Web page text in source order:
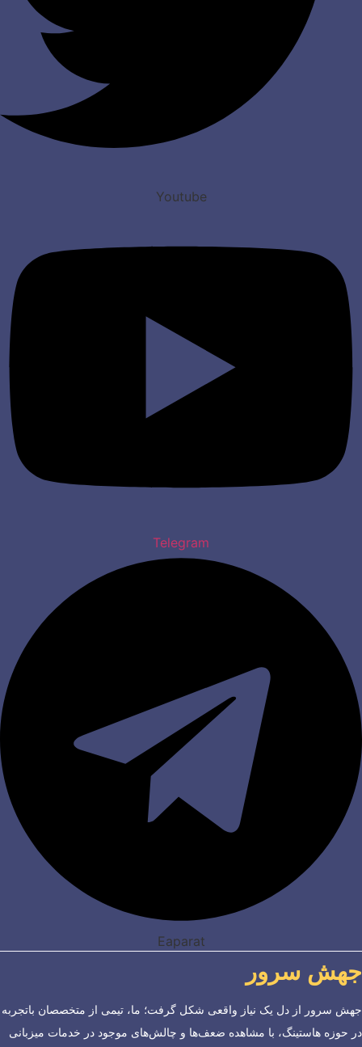
Youtube
Telegram
Eaparat
جهش سرور
جهش سرور از دل یک نیاز واقعی شکل گرفت؛ ما، تیمی از متخصصان باتجربه
در حوزه هاستینگ، با مشاهده ضعف‌ها و چالش‌های موجود در خدمات میزبانی